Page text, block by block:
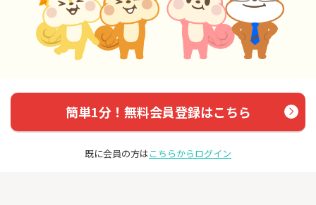
簡単1分！無料会員登録はこちら
既に会員の方はこちらからログイン